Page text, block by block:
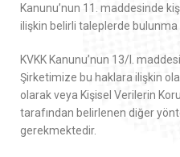
Kanunu’nun 11. maddesinde
ilişkin belirli taleplerde bulunma
KVKK Kanunu’nun 13/I.
Şirketimize bu haklara ilişkin
olarak veya Kişisel Verilerin
tarafından belirlenen diğer
gerekmektedir.